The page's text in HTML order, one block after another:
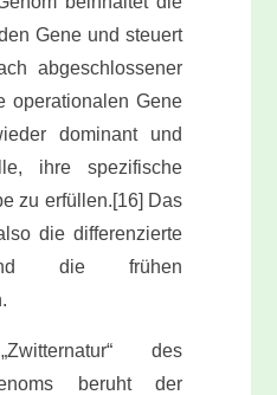
Gene und steuert
abgeschlossener
operationalen Gene
dominant und
ihre spezifische
zu erfüllen.[16] Das
die differenzierte
die frühen
des
beruht der